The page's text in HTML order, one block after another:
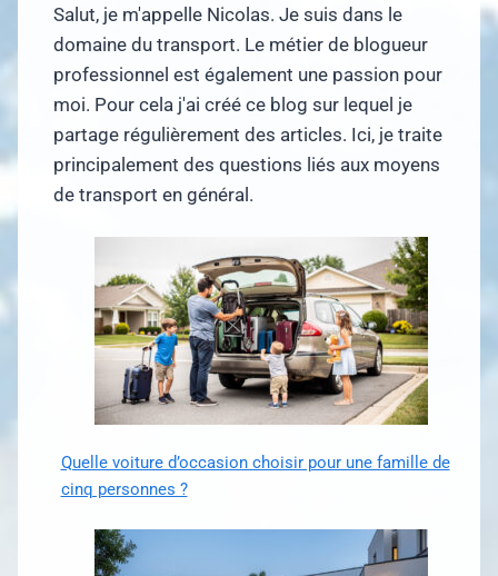
Salut, je m'appelle Nicolas. Je suis dans le
domaine du transport. Le métier de blogueur
professionnel est également une passion pour
moi. Pour cela j'ai créé ce blog sur lequel je
partage régulièrement des articles. Ici, je traite
principalement des questions liés aux moyens
de transport en général.
Quelle voiture d’occasion choisir pour une famille de
cinq personnes ?